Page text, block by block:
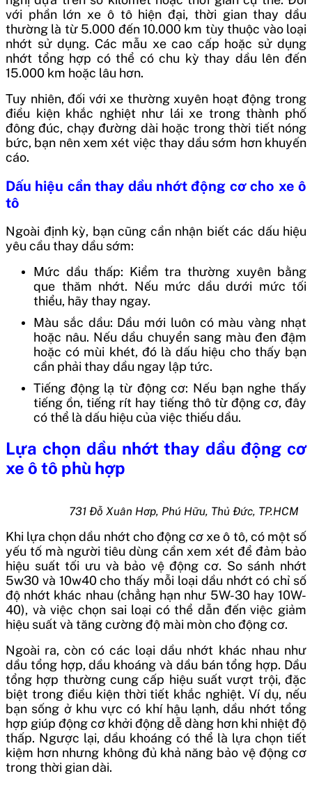
với phần lớn xe ô tô hiện đại, thời gian thay dầu
thường là từ 5.000 đến 10.000 km tùy thuộc vào loại
nhớt sử dụng. Các mẫu xe cao cấp hoặc sử dụng
nhớt tổng hợp có thể có chu kỳ thay dầu lên đến
15.000 km hoặc lâu hơn.
Tuy nhiên, đối với xe thường xuyên hoạt động trong
điều kiện khắc nghiệt như lái xe trong thành phố
đông đúc, chạy đường dài hoặc trong thời tiết nóng
bức, bạn nên xem xét việc thay dầu sớm hơn khuyến
cáo.
Dấu hiệu cần thay dầu nhớt động cơ cho xe ô
tô
Ngoài định kỳ, bạn cũng cần nhận biết các dấu hiệu
yêu cầu thay dầu sớm:
Mức dầu thấp: Kiểm tra thường xuyên bằng
que thăm nhớt. Nếu mức dầu dưới mức tối
thiểu, hãy thay ngay.
Màu sắc dầu: Dầu mới luôn có màu vàng nhạt
hoặc nâu. Nếu dầu chuyển sang màu đen đậm
hoặc có mùi khét, đó là dấu hiệu cho thấy bạn
cần phải thay dầu ngay lập tức.
Tiếng động lạ từ động cơ: Nếu bạn nghe thấy
tiếng ồn, tiếng rít hay tiếng thô từ động cơ, đây
có thể là dấu hiệu của việc thiếu dầu.
Lựa chọn dầu nhớt thay dầu động cơ
xe ô tô phù hợp
731 Đỗ Xuân Hơp, Phú Hữu, Thủ Đức, TP.HCM
Khi lựa chọn dầu nhớt cho động cơ xe ô tô, có một số
yếu tố mà người tiêu dùng cần xem xét để đảm bảo
hiệu suất tối ưu và bảo vệ động cơ. So sánh nhớt
5w30 và 10w40 cho thấy mỗi loại dầu nhớt có chỉ số
độ nhớt khác nhau (chẳng hạn như 5W-30 hay 10W-
40), và việc chọn sai loại có thể dẫn đến việc giảm
hiệu suất và tăng cường độ mài mòn cho động cơ.
Ngoài ra, còn có các loại dầu nhớt khác nhau như
dầu tổng hợp, dầu khoáng và dầu bán tổng hợp. Dầu
tổng hợp thường cung cấp hiệu suất vượt trội, đặc
biệt trong điều kiện thời tiết khắc nghiệt. Ví dụ, nếu
bạn sống ở khu vực có khí hậu lạnh, dầu nhớt tổng
hợp giúp động cơ khởi động dễ dàng hơn khi nhiệt độ
thấp. Ngược lại, dầu khoáng có thể là lựa chọn tiết
kiệm hơn nhưng không đủ khả năng bảo vệ động cơ
trong thời gian dài.